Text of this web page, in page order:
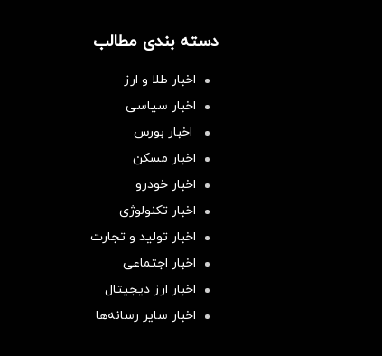
دسته بندی مطالب
اخبار طلا و ارز
اخبار سیاسی
اخبار بورس
اخبار مسکن
اخبار خودرو
اخبار تکنولوژی
اخبار تولید و تجارت
اخبار اجتماعی
اخبار ارز دیجیتال
اخبار سایر رسانه‌‌ها